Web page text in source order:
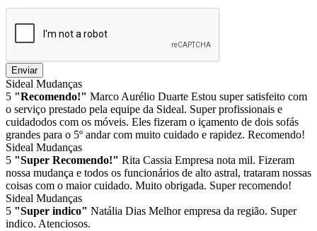
Enviar
Sideal Mudanças
5 "Recomendo!" Marco Aurélio Duarte Estou super satisfeito com
o serviço prestado pela equipe da Sideal. Super profissionais e
cuidadodos com os móveis. Eles fizeram o içamento de dois sofás
grandes para o 5º andar com muito cuidado e rapidez. Recomendo!
Sideal Mudanças
5 "Super Recomendo!" Rita Cassia Empresa nota mil. Fizeram
nossa mudança e todos os funcionários de alto astral, trataram nossas
coisas com o maior cuidado. Muito obrigada. Super recomendo!
Sideal Mudanças
5 "Super indico" Natália Dias Melhor empresa da região. Super
indico. Atenciosos.